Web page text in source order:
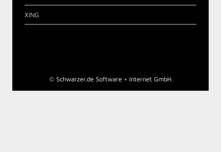
XING
© Schwarzer.de Software + Internet GmbH